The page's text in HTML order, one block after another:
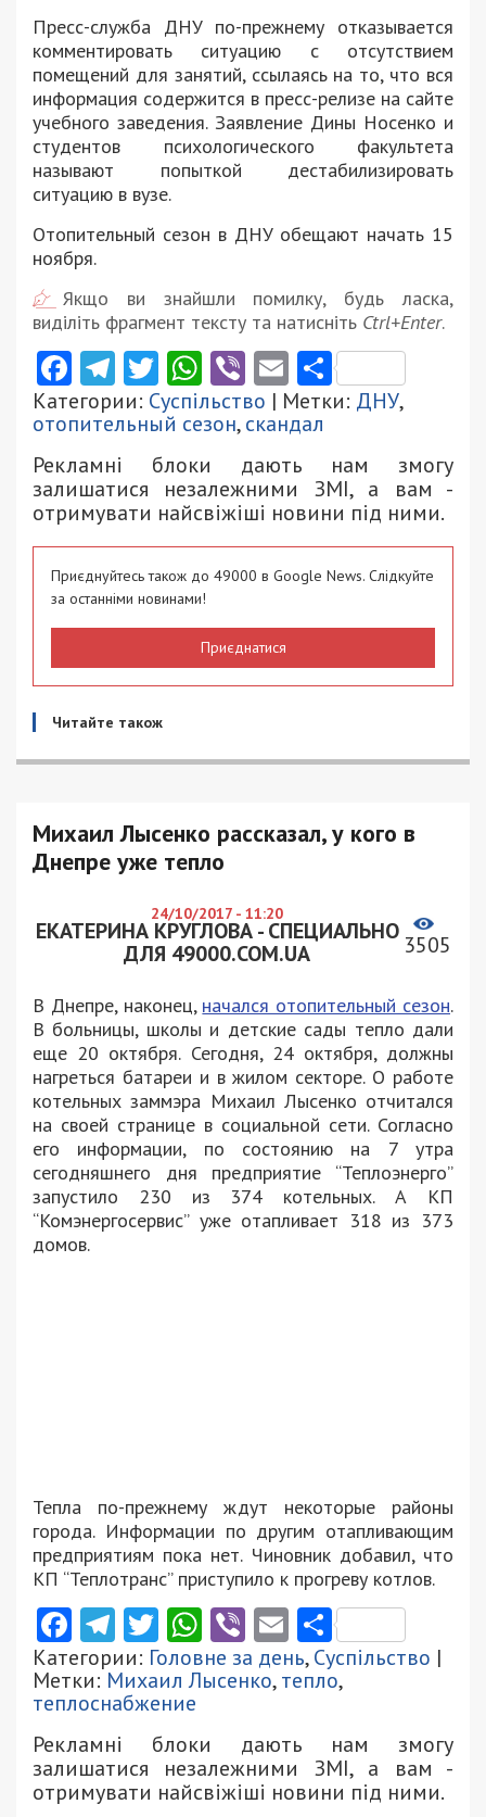
Пресс-служба ДНУ по-прежнему отказывается
комментировать ситуацию с отсутствием
помещений для занятий, ссылаясь на то, что вся
информация содержится в пресс-релизе на сайте
учебного заведения. Заявление Дины Носенко и
студентов психологического факультета
называют попыткой дестабилизировать
ситуацию в вузе.
Отопительный сезон в ДНУ обещают начать 15
ноября.
Якщо ви знайшли помилку, будь ласка,
виділіть фрагмент тексту та натисніть Ctrl+Enter.
Facebook
Telegram
Twitter
WhatsApp
ViberEmail
Категории: Суспільство | Метки: ДНУ,
отопительный сезон,скандал
Рекламні блоки дають нам змогу
залишатися незалежними ЗМІ, а вам -
отримувати найсвіжіші новини під ними.
Приєднуйтесь також до 49000 в Google News. Слідкуйте
за останніми новинами!
Приєднатися
Читайте також
Михаил Лысенко рассказал, у кого в
Днепре уже тепло
24/10/2017 - 11:20
ЕКАТЕРИНА КРУГЛОВА - СПЕЦИАЛЬНО
ДЛЯ 49000.COM.UA
3505
В Днепре, наконец, начался отопительный сезон.
В больницы, школы и детские сады тепло дали
еще 20 октября. Сегодня, 24 октября, должны
нагреться батареи и в жилом секторе. О работе
котельных заммэра Михаил Лысенко отчитался
на своей странице в социальной сети. Согласно
его информации, по состоянию на 7 утра
сегодняшнего дня предприятие “Теплоэнерго”
запустило 230 из 374 котельных. А КП
“Комэнергосервис” уже отапливает 318 из 373
домов.
Тепла по-прежнему ждут некоторые районы
города. Информации по другим отапливающим
предприятиям пока нет. Чиновник добавил, что
КП “Теплотранс” приступило к прогреву котлов.
Facebook
Telegram
Twitter
WhatsApp
ViberEmail
Категории: Головне за день,Суспільство |
Метки: Михаил Лысенко,тепло,
теплоснабжение
Рекламні блоки дають нам змогу
залишатися незалежними ЗМІ, а вам -
отримувати найсвіжіші новини під ними.